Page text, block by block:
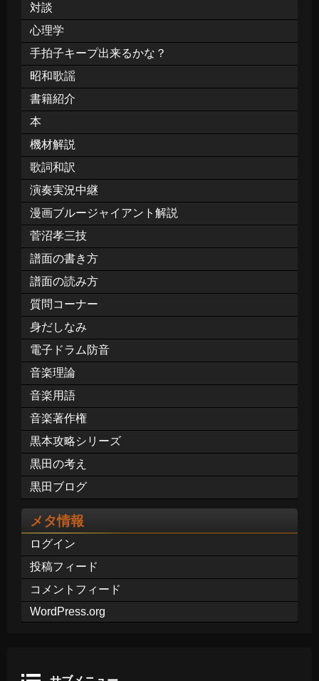
対談
心理学
手拍子キープ出来るかな？
昭和歌謡
書籍紹介
本
機材解説
歌詞和訳
演奏実況中継
漫画ブルージャイアント解説
菅沼孝三技
譜面の書き方
譜面の読み方
質問コーナー
身だしなみ
電子ドラム防音
音楽理論
音楽用語
音楽著作権
黒本攻略シリーズ
黒田の考え
黒田ブログ
メタ情報
ログイン
投稿フィード
コメントフィード
WordPress.org